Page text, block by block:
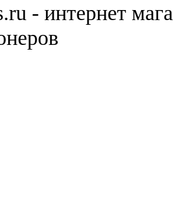
- интернет